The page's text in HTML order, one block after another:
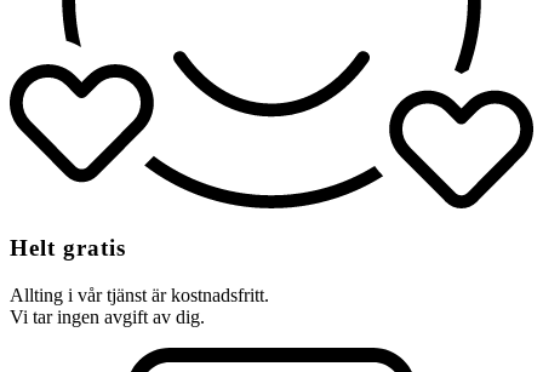
Helt gratis
Allting i vår tjänst är kostnadsfritt.
Vi tar ingen avgift av dig.